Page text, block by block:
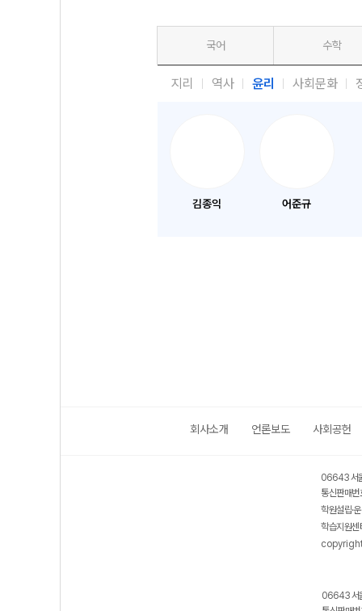
국어 수학
지리 역사 윤리 사회문화
김종익 어준규
회사소개 언론보도 사회공헌
06643 서
통신판매
학원설립·
학습지원
06643 서